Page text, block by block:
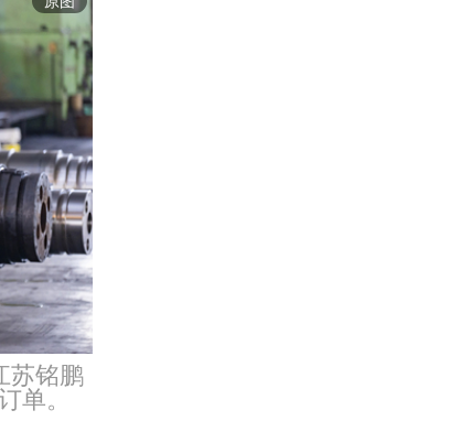
苏铭鹏
单。